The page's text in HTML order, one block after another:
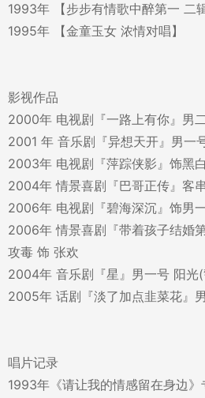
1993年 【步步有情歌中醉第一 二辑
1995年 【金童玉女 浓情对唱】
影视作品
2000年 电视剧『一路上有你』男
2001 年 音乐剧『异想天开』男一
2003年 电视剧『萍踪侠影』饰黑
2004年 情景喜剧『巴哥正传』客串
2006年 电视剧『碧海深沉』饰男
2006年 情景喜剧『带着孩子结婚
攻毒 饰 张欢
2004年 音乐剧『星』男一号 阳光
2005年 话剧『淡了加点韭菜花』
唱片记录
1993年《请让我的情感留在身边》